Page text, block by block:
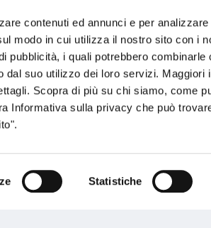
contenuti ed annunci e per
modo in cui utilizza il nostro sito con i
pubblicità, i quali potrebbero
dal suo utilizzo dei loro servizi. Maggiori
Scopra di più su chi siamo, come
Informativa sulla privacy che può
Statistiche